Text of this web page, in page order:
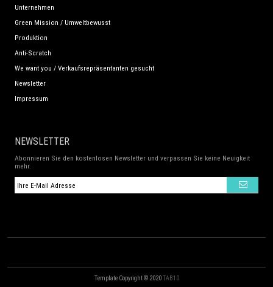
Unternehmen
Green Mission / Umweltbewusst
Produktion
Anti-Scratch
We want you / Verkaufsrepräsentanten gesucht
Newsletter
Impressum
NEWSLETTER
Abonnieren Sie den kostenlosen Newsletter und verpassen Sie keine Neuigkeit
mehr.
Template Copyright © 2020TAB10